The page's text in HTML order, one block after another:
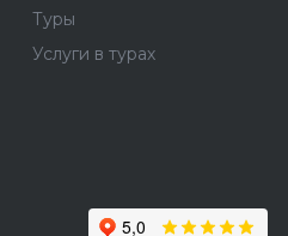
Туры
Услуги в турах